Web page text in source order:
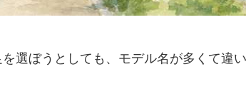
選ぼうとしても、モデル名が多くて違